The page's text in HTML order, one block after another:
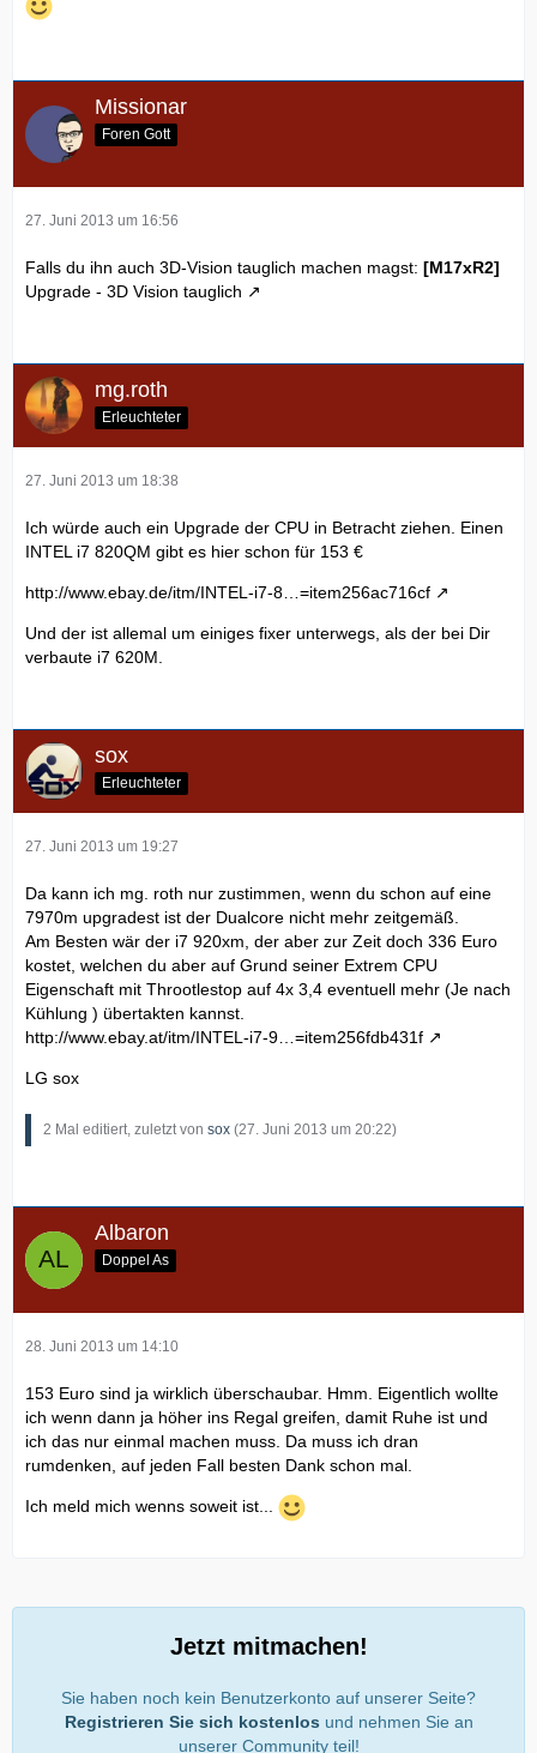
Missionar
Foren Gott
27. Juni 2013 um 16:56
Falls du ihn auch 3D-Vision tauglich machen magst: [M17xR2]
Upgrade - 3D Vision tauglich
mg.roth
Erleuchteter
27. Juni 2013 um 18:38
Ich würde auch ein Upgrade der CPU in Betracht ziehen. Einen
INTEL i7 820QM gibt es hier schon für 153 €
http://www.ebay.de/itm/INTEL-i7-8…=item256ac716cf
Und der ist allemal um einiges fixer unterwegs, als der bei Dir
verbaute i7 620M.
sox
Erleuchteter
27. Juni 2013 um 19:27
Da kann ich mg. roth nur zustimmen, wenn du schon auf eine
7970m upgradest ist der Dualcore nicht mehr zeitgemäß.
Am Besten wär der i7 920xm, der aber zur Zeit doch 336 Euro
kostet, welchen du aber auf Grund seiner Extrem CPU
Eigenschaft mit Throotlestop auf 4x 3,4 eventuell mehr (Je nach
Kühlung ) übertakten kannst.
http://www.ebay.at/itm/INTEL-i7-9…=item256fdb431f
LG sox
2 Mal editiert, zuletzt von sox (27. Juni 2013 um 20:22)
Albaron
Doppel As
28. Juni 2013 um 14:10
153 Euro sind ja wirklich überschaubar. Hmm. Eigentlich wollte
ich wenn dann ja höher ins Regal greifen, damit Ruhe ist und
ich das nur einmal machen muss. Da muss ich dran
rumdenken, auf jeden Fall besten Dank schon mal.
Ich meld mich wenns soweit ist...
Jetzt mitmachen!
Sie haben noch kein Benutzerkonto auf unserer Seite?
Registrieren Sie sich kostenlos und nehmen Sie an
unserer Community teil!